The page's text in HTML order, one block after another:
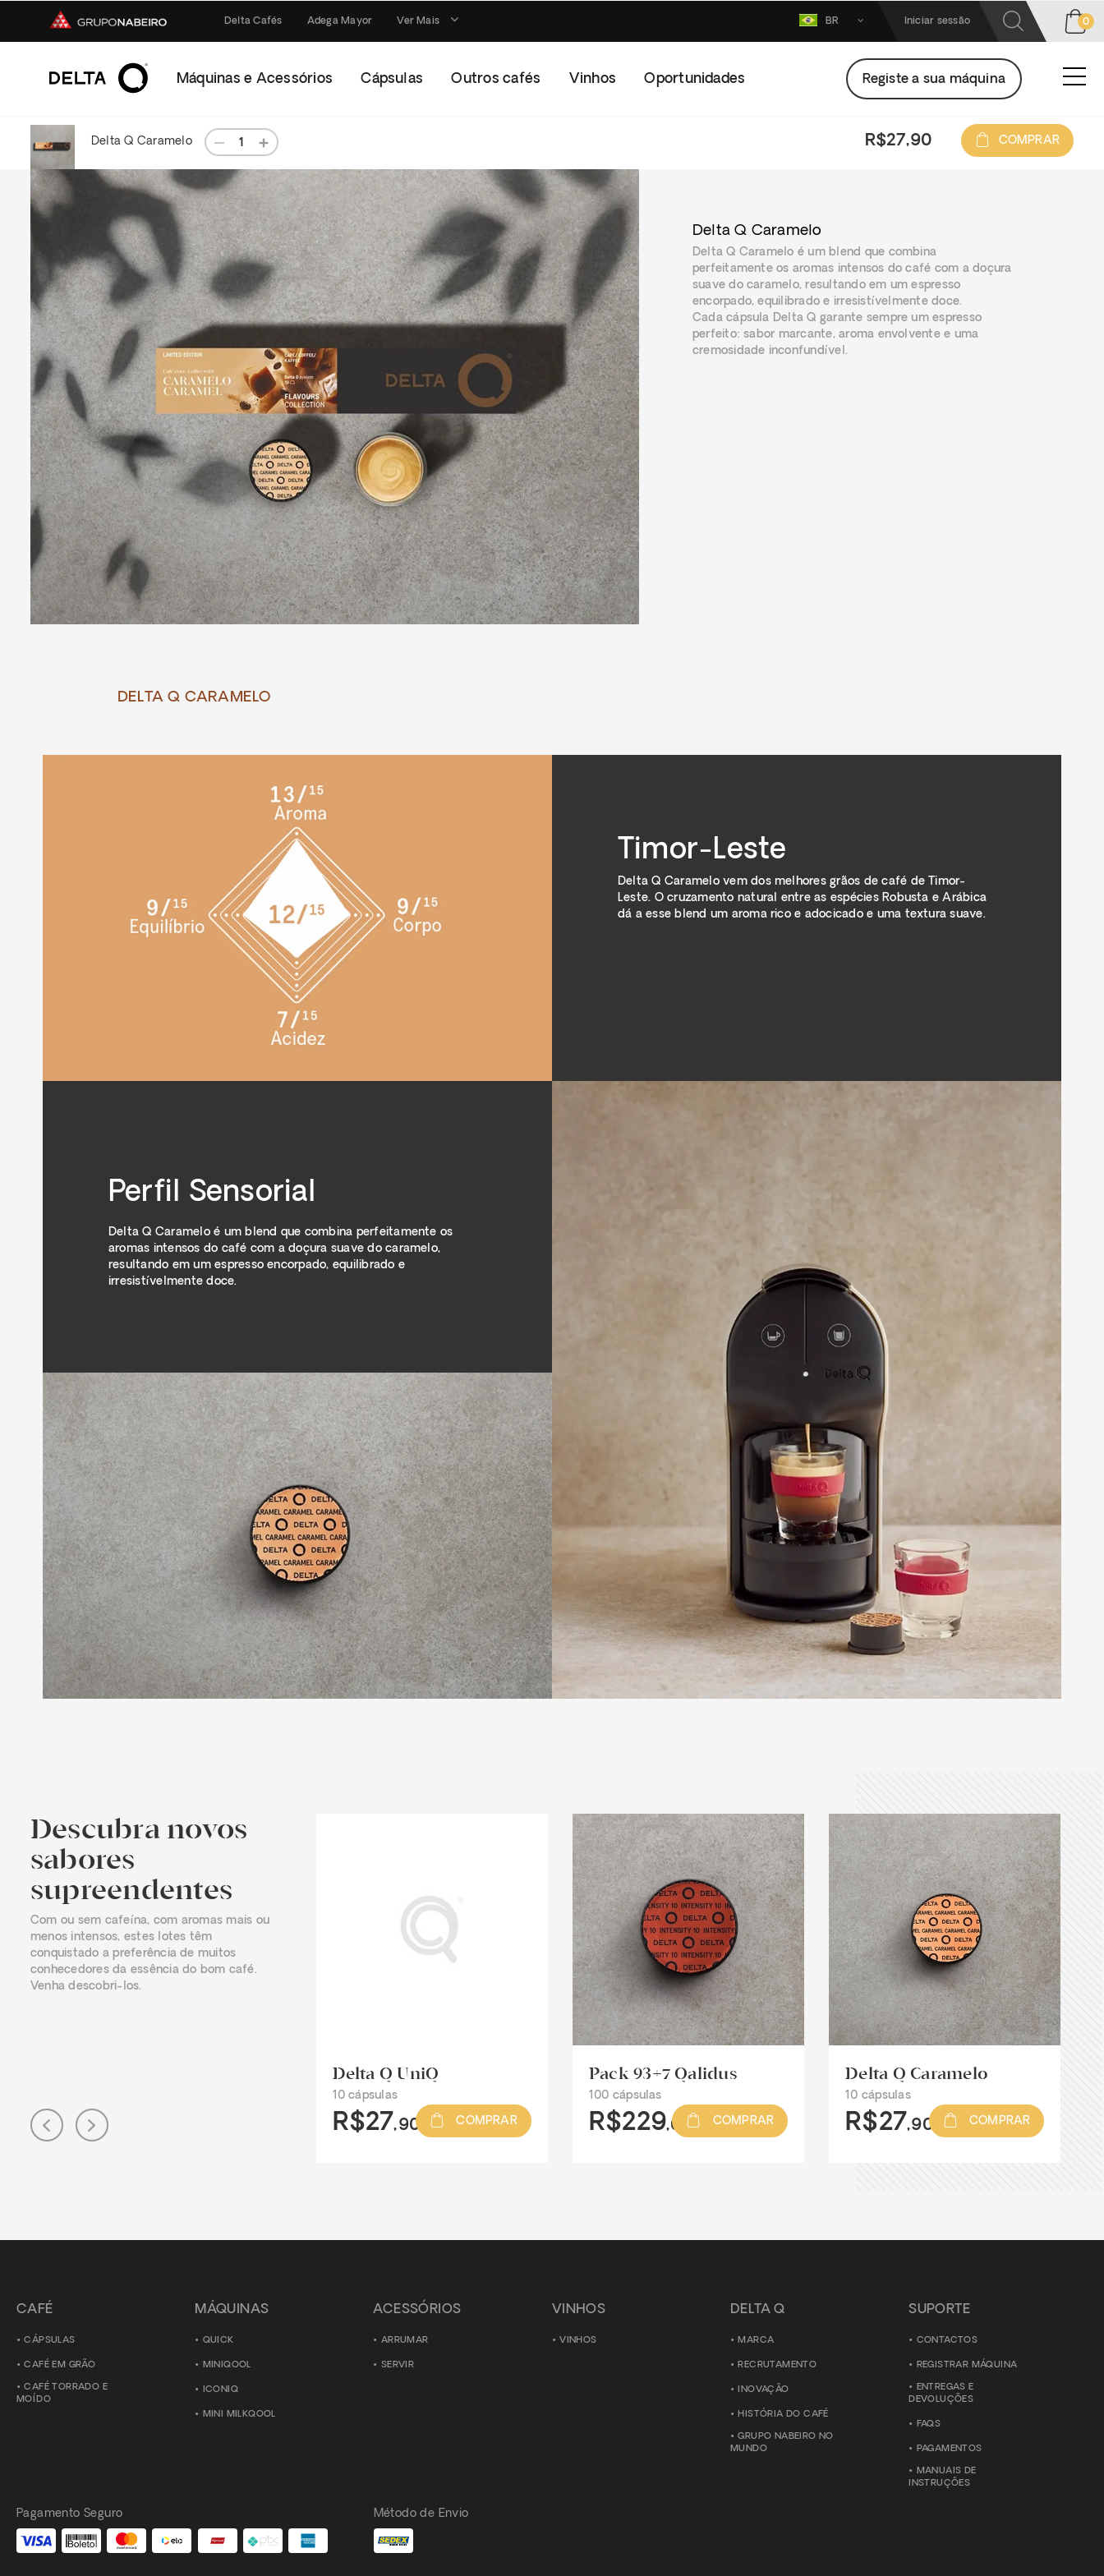
Delta Cafés Adega Mayor Ver Mais BR Iniciar sessão 0
Máquinas e Acessórios Cápsulas Outros cafés Vinhos Oportunidades Registe a sua máquina
Delta Q Caramelo R$27,90 COMPRAR
Delta Q Caramelo
Delta Q Caramelo é um blend que combina
perfeitamente os aromas intensos do café com a doçura
suave do caramelo, resultando em um espresso
encorpado, equilibrado e irresistívelmente doce.
Cada cápsula Delta Q garante sempre um espresso
perfeito: sabor marcante, aroma envolvente e uma
cremosidade inconfundível.
DELTA Q CARAMELO
Timor-Leste
Delta Q Caramelo vem dos melhores grãos de café de Timor-
Leste. O cruzamento natural entre as espécies Robusta e Arábica
dá a esse blend um aroma rico e adocicado e uma textura suave.
Perfil Sensorial
Delta Q Caramelo é um blend que combina perfeitamente os
aromas intensos do café com a doçura suave do caramelo,
resultando em um espresso encorpado, equilibrado e
irresistívelmente doce.
Descubra novos
sabores
supreendentes
Com ou sem cafeína, com aromas mais ou
menos intensos, estes lotes têm
conquistado a preferência de muitos
conhecedores da essência do bom café.
Venha descobri-los.
Delta Q UniQ
10 cápsulas
R$27,90 COMPRAR
Pack 93+7 Qalidus
100 cápsulas
R$229,00 COMPRAR
Delta Q Caramelo
10 cápsulas
R$27,90 COMPRAR
CAFÉ
CÁPSULAS
CAFÉ EM GRÃO
CAFÉ TORRADO E
MOÍDO
MÁQUINAS
QUICK
MINIQOOL
ICONIQ
MINI MILKQOOL
ACESSÓRIOS
ARRUMAR
SERVIR
VINHOS
VINHOS
DELTA Q
MARCA
RECRUTAMENTO
INOVAÇÃO
HISTÓRIA DO CAFÉ
GRUPO NABEIRO NO
MUNDO
SUPORTE
CONTACTOS
REGISTRAR MÁQUINA
ENTREGAS E
DEVOLUÇÕES
FAQS
PAGAMENTOS
MANUAIS DE
INSTRUÇÕES
Pagamento Seguro Método de Envio